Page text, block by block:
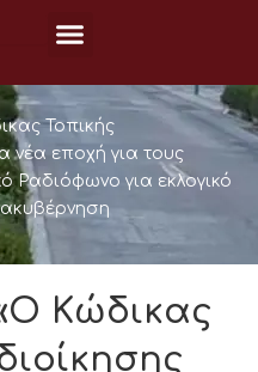
Τοπικής
νέα εποχή για τους
Ραδιόφωνο για εκλογικό
Κώδικας